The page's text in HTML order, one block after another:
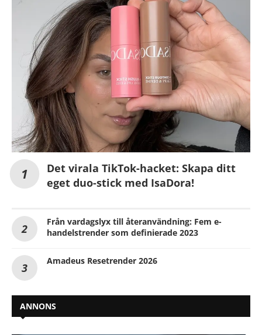
Det virala TikTok-hacket: Skapa ditt
eget duo-stick med IsaDora!
Från vardagslyx till återanvändning: Fem e-
handelstrender som definierade 2023
Amadeus Resetrender 2026
ANNONS